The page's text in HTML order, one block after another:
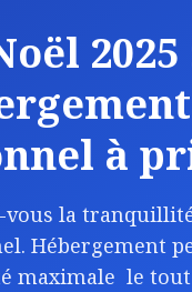
à
vous la
Hébergement
maximale le tout